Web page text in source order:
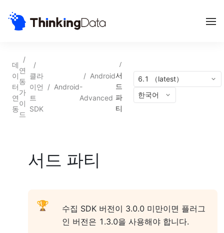
데
이
터
연
동
/
연
동
가
이
드
/
클라
이언
트
SDK
/ Android
/ Android
-
Advanced
/
서
드
파
티
6.1 （latest）
한국어
서드 파티
🏆
수집 SDK 버전이 3.0.0 미만이면 플러그
인 버전은 1.3.0을 사용해야 합니다.